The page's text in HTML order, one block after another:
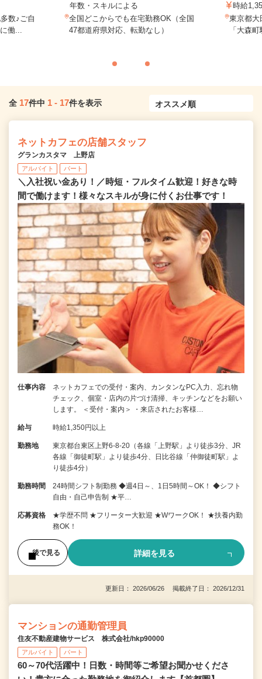
数♪ご自
働...
年数・スキルによる
全国どこからでも在宅勤務OK（全国
47都道府県対応、転勤なし）
時給
東京都大
「大森
全 17件中 1 - 17件を表示
ネットカフェの店舗スタッフ
グランカスタマ 上野店
アルバイト パート
＼入社祝い金あり！／時短・フルタイム歓迎！好きな時
間で働けます！様々なスキルが身に付くお仕事です！
仕事内容
ネットカフェでの受付・案内、カンタンなPC入力、忘れ物
チェック、個室・店内の片づけ清掃、キッチンなどをお願い
します。 ＜受付・案内＞ ・来店されたお客様…
給与 時給1,350円以上
勤務地
東京都台東区上野6-8-20（各線「上野駅」より徒歩3分、JR
各線「御徒町駅」より徒歩4分、日比谷線「仲御徒町駅」よ
り徒歩4分）
勤務時間
24時間シフト制勤務 ◆週4日～、1日5時間～OK！ ◆シフト
自由・自己申告制 ★平…
応募資格
★学歴不問 ★フリーター大歓迎 ★WワークOK！ ★扶養内勤
務OK！
後で見る 詳細を見る
更新日： 2026/06/26 掲載終了日： 2026/12/31
マンションの通勤管理員
住友不動産建物サービス 株式会社/hkp90000
アルバイト パート
60～70代活躍中！日数・時間等ご希望お聞かせくださ